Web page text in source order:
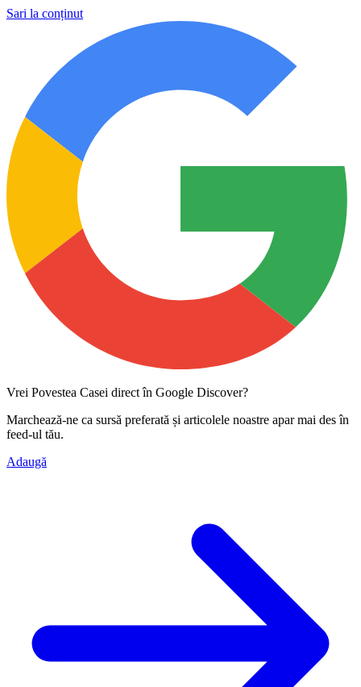
Sari la conținut
Vrei Povestea Casei direct în Google Discover?
Marchează-ne ca sursă preferată și articolele noastre apar mai des în
feed-ul tău.
Adaugă